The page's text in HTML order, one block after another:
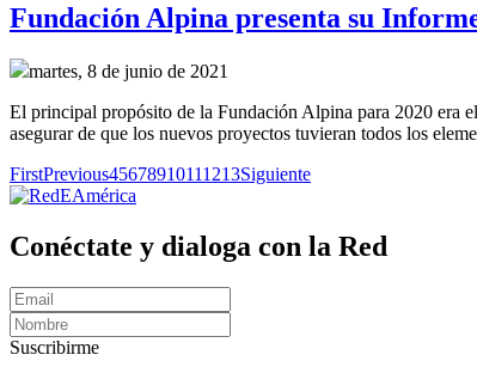
Fundación Alpina presenta su
martes, 8 de junio de 2021
El principal propósito de la Fundación Alpina para 2020 era
asegurar de que los nuevos proyectos tuvieran todos los
FirstPrevious45678910111213Siguiente
Conéctate y dialoga con la Red
Suscribirme